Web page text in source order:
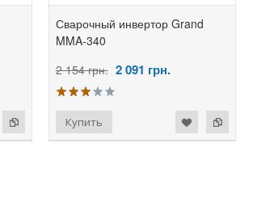
Сварочный инвертор Grand
MMA-340
2 154 грн. 2 091 грн.